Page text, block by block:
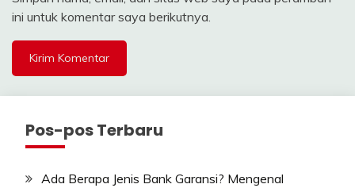
ini untuk komentar saya berikutnya.
Pos-pos Terbaru
Ada Berapa Jenis Bank Garansi? Mengenal